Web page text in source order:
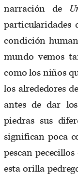
narración de
particularidades
condición
mundo vemos
como los niños
los alrededores
antes de dar
piedras sus
significan poca
pescan
esta orilla